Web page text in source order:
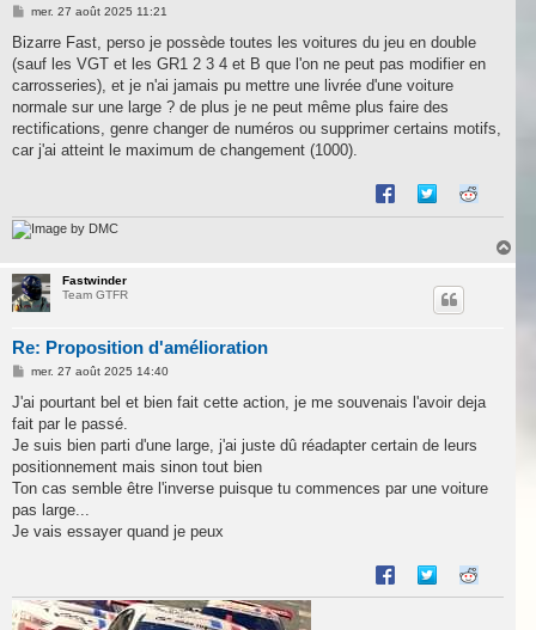
M
s
a
g
mer. 27 août 2025 11:21
Bizarre Fast, perso je possède toutes les voitures du jeu en double
(sauf les VGT et les GR1 2 3 4 et B que l'on ne peut pas modifier en
carrosseries), et je n'ai jamais pu mettre une livrée d'une voiture
normale sur une large ? de plus je ne peut même plus faire des
rectifications, genre changer de numéros ou supprimer certains motifs,
car j'ai atteint le maximum de changement (1000).
by DMC
Fastwinder
Team GTFR
Re: Proposition d'amélioration
M
s
a
g
mer. 27 août 2025 14:40
J'ai pourtant bel et bien fait cette action, je me souvenais l'avoir deja
fait par le passé.
Je suis bien parti d'une large, j'ai juste dû réadapter certain de leurs
positionnement mais sinon tout bien
Ton cas semble être l'inverse puisque tu commences par une voiture
pas large...
Je vais essayer quand je peux